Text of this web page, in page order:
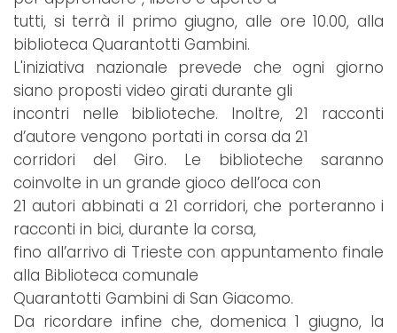
tutti, si terrà il primo giugno, alle ore 10.00, alla
biblioteca Quarantotti Gambini.
L'iniziativa nazionale prevede che ogni giorno
siano proposti video girati durante gli
incontri nelle biblioteche. Inoltre, 21 racconti
d’autore vengono portati in corsa da 21
corridori del Giro. Le biblioteche saranno
coinvolte in un grande gioco dell’oca con
21 autori abbinati a 21 corridori, che porteranno i
racconti in bici, durante la corsa,
fino all’arrivo di Trieste con appuntamento finale
alla Biblioteca comunale
Quarantotti Gambini di San Giacomo.
Da ricordare infine che, domenica 1 giugno, la